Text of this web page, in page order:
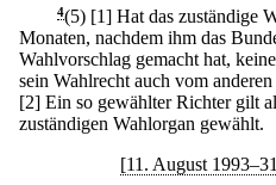
4(5) [1] Hat das zuständige
Monaten, nachdem ihm das
Wahlvorschlag gemacht hat,
sein Wahlrecht auch vom
[2] Ein so gewählter Richter gilt
zuständigen Wahlorgan gewählt.
[11. August